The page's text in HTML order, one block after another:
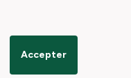
Accepter